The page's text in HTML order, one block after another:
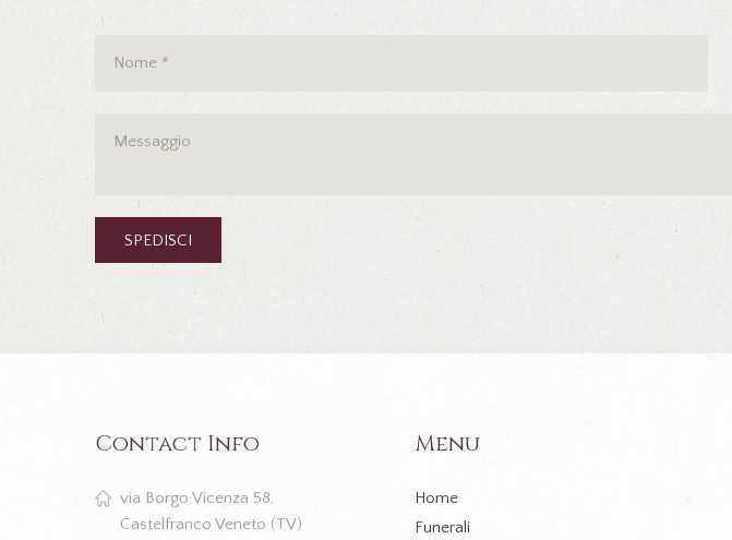
Contact Info
via Borgo Vicenza 58,
Castelfranco Veneto (TV)
Menu
Home
Funerali